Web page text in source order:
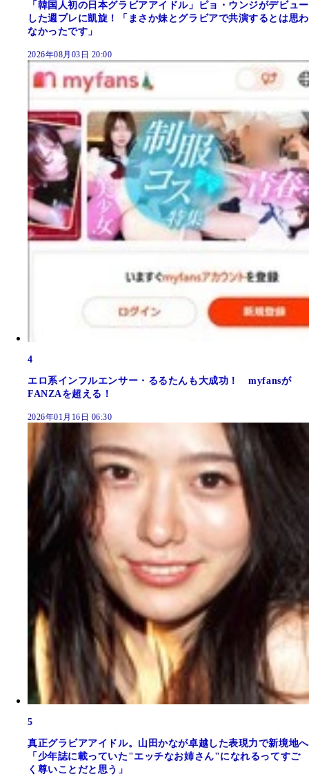
「韓国人初の日本グラビアアイドル」ピョ・ウンジがデビュー
した週プレに凱旋！「まさか妹とグラビアで共演するとは思わ
なかったです」
2026年08月03日 20:00
4
エロ系インフルエンサー・るるたんも大成功！ myfansが
FANZAを超える！
2026年01月16日 06:30
5
真正グラビアアイドル。山田かなが卓越した表現力で新境地へ
「少年誌に載っていた"エッチなお姉さん"になれるってすご
く尊いことだと思う」